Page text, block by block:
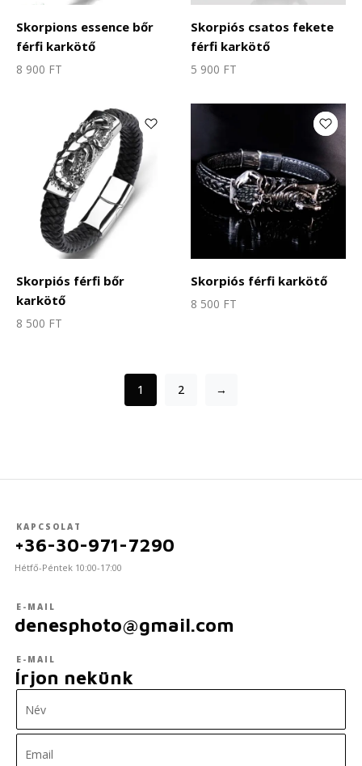
Skorpions essence bőr
férfi karkötő
8 900 FT
Skorpiós csatos fekete
férfi karkötő
5 900 FT
Skorpiós férfi bőr
karkötő
8 500 FT
Skorpiós férfi karkötő
8 500 FT
1 2 →
KAPCSOLAT
+36-30-971-7290
Hétfő-Péntek 10:00-17:00
E-MAIL
denesphoto@gmail.com
E-MAIL
Írjon nekünk